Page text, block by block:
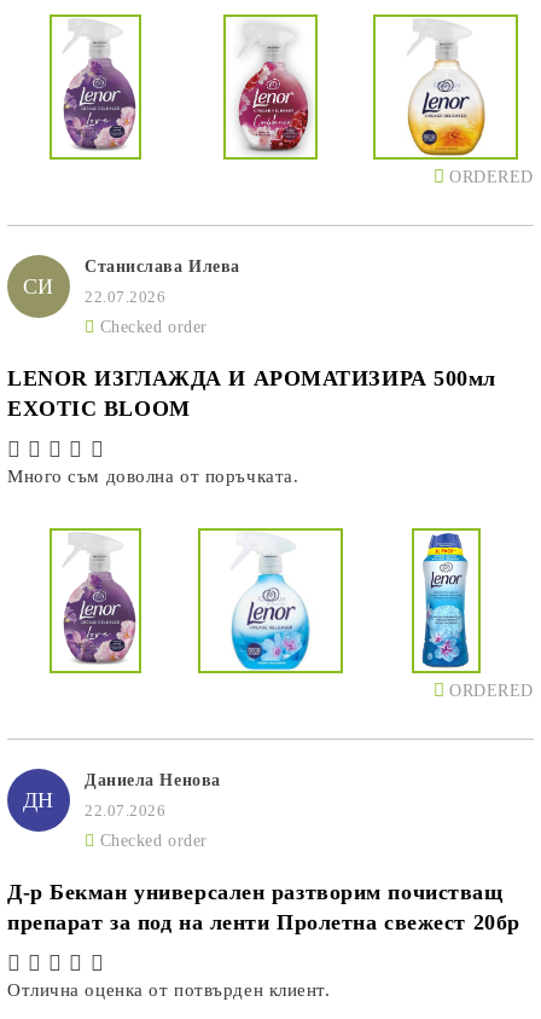
ORDERED
СИ
Станислава Илева
22.07.2026
Checked order
LENOR ИЗГЛАЖДА И АРОМАТИЗИРА 500мл
EXOTIC BLOOM
Много съм доволна от поръчката.
ORDERED
ДН
Даниела Ненова
22.07.2026
Checked order
Д-р Бекман универсален разтворим почистващ
препарат за под на ленти Пролетна свежест 20бр
Отлична оценка от потвърден клиент.